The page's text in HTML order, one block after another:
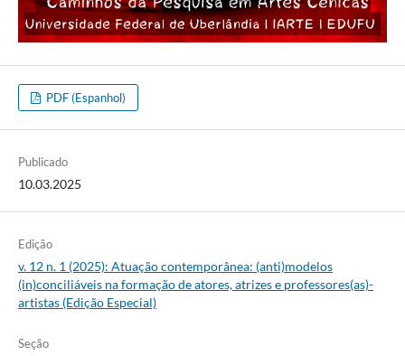
PDF (Espanhol)
Publicado
10.03.2025
Edição
v. 12 n. 1 (2025): Atuação contemporânea: (anti)modelos
(in)conciliáveis na formação de atores, atrizes e professores(as)-
artistas (Edição Especial)
Seção